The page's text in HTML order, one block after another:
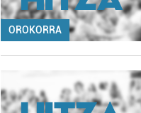
OROKORRA